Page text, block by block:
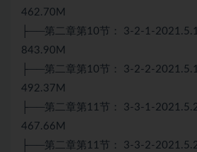
462.70M
├──第二章第10节： 3-2-1-
843.90M
├──第二章第10节： 3-2-2-
492.37M
├──第二章第11节： 3-3-1-
467.66M
├──第二章第11节： 3-3-2-